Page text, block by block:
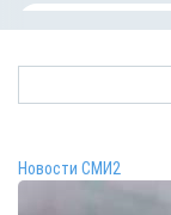
Новости СМИ2